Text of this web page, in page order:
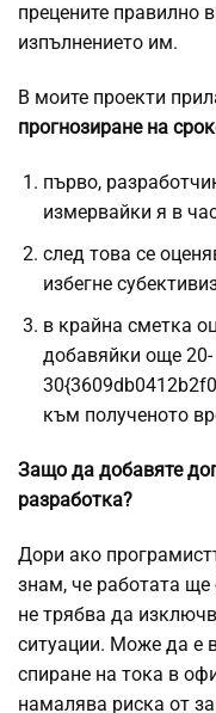
прецените правилно
изпълнението им.
В моите проекти
прогнозиране на
първо,
измервайки я в
след това се
избегне
в крайна сметка
добавяйки още 20-
към полученото
Защо да добавяте
разработка?
Дори ако
знам, че работата ще
не трябва да
ситуации. Може да е
спиране на тока в
намалява риска от